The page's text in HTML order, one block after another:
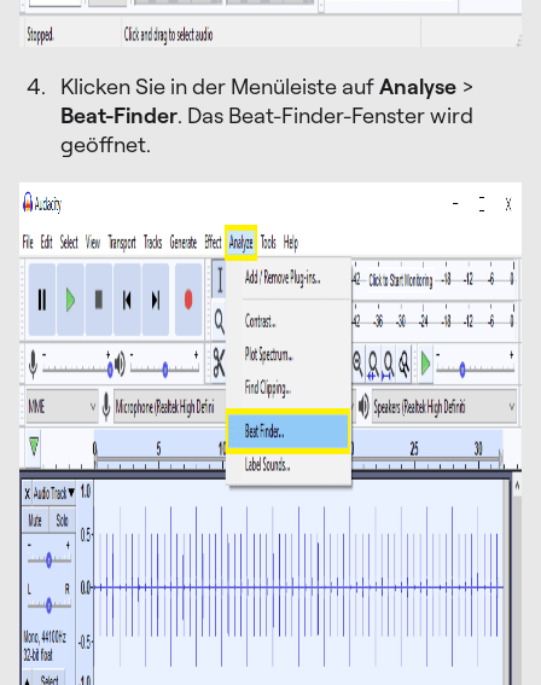
Klicken Sie in der Menüleiste aufAnalyse >
Beat-Finder. Das Beat-Finder-Fenster wird
geöffnet.